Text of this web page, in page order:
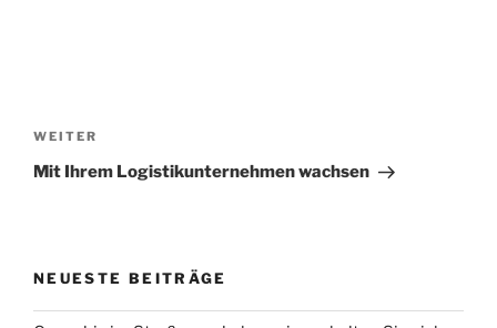
navigation
Nächster
Beitrag
WEITER
Mit Ihrem Logistikunternehmen wachsen
NEUESTE BEITRÄGE